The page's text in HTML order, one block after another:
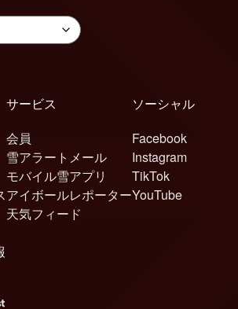
サービス
会員
雪アラートメール
モバイル雪アプリ
アイボールレポーター
天気フィード
ソーシャル
Facebook
Instagram
TikTok
YouTube